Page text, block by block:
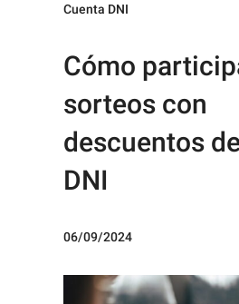
Cuenta DNI
Cómo
sorteos con
descuentos
DNI
06/09/2024